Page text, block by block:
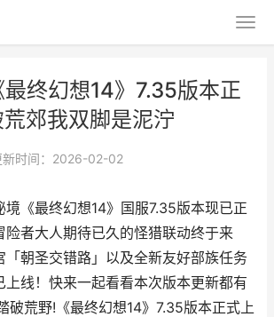
终幻想14》7.35版本正
郊我双脚是泥泞
新时间：2026-02-02
境《最终幻想14》国服7.35版本现已正
险者大人期待已久的怪猎联动终于来
「朝圣交错路」以及全新友好部族任务
上线！快来一起看看本次版本更新都有
破荒野!《最终幻想14》7.35版本正式上